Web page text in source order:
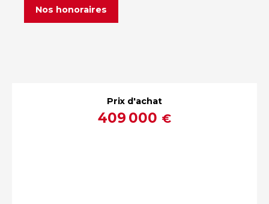
Nos honoraires
Prix d'achat
409 000 €